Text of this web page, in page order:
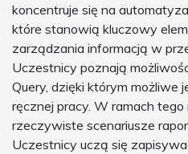
koncentruje się na
które stanowią kluczowy
zarządzania informacją w
Uczestnicy poznają
Query, dzięki którym możliwe
ręcznej pracy. W ramach
rzeczywiste scenariusze
Uczestnicy uczą się